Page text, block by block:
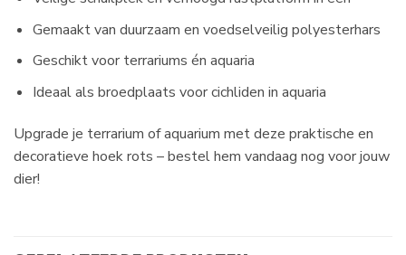
Gemaakt van duurzaam en voedselveilig polyesterhars
Geschikt voor terrariums én aquaria
Ideaal als broedplaats voor cichliden in aquaria
Upgrade je terrarium of aquarium met deze praktische en
decoratieve hoek rots – bestel hem vandaag nog voor jouw
dier!